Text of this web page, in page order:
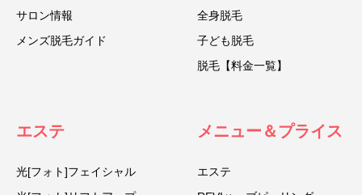
サロン情報
メンズ脱毛ガイド
全身脱毛
子ども脱毛
脱毛【料金一覧】
エステ
光[フォト]フェイシャル
メニュー＆プライス
エステ